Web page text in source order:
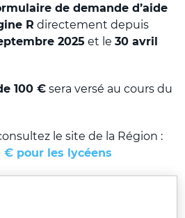
de demande d’aide
R directement depuis
2025 et le30 avril
100 € sera versé au cours du
le site de la Région :
€ pour les lycéens